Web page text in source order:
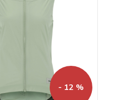
- 12 %